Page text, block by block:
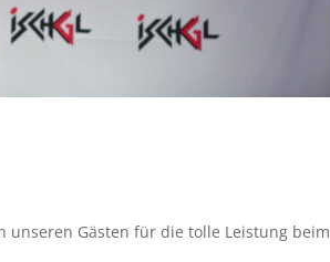
unseren Gästen für die tolle Leistung beim